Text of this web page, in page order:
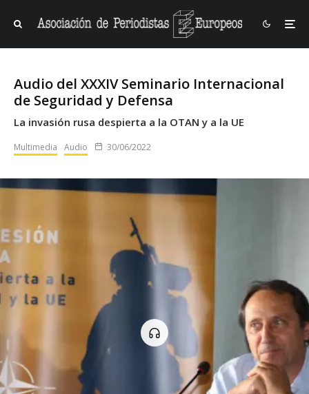
Audio del XXXIV Seminario Internacional
de Seguridad y Defensa
La invasión rusa despierta a la OTAN y a la UE
Multimedia Audio 30/06/2022